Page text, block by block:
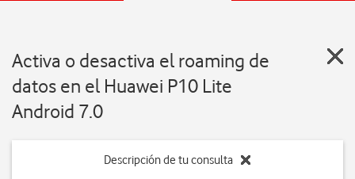
Activa o desactiva el roaming de
datos en el Huawei P10 Lite
Android 7.0
Descripción de tu consulta